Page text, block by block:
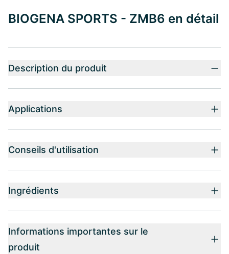
BIOGENA SPORTS - ZMB6 en détail
Description du produit
Applications
Conseils d'utilisation
Ingrédients
Informations importantes sur le
produit